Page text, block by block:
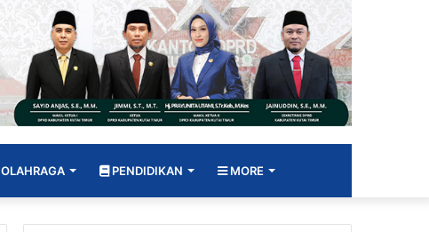
OLAHRAGA PENDIDIKAN MORE